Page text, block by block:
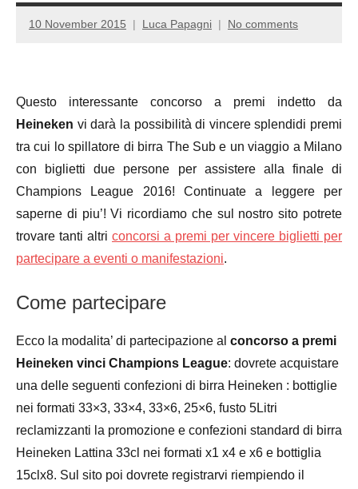
10 November 2015 Luca Papagni No comments
Questo interessante concorso a premi indetto da
Heineken vi darà la possibilità di vincere splendidi premi
tra cui lo spillatore di birra The Sub e un viaggio a Milano
con biglietti due persone per assistere alla finale di
Champions League 2016! Continuate a leggere per
saperne di piu’! Vi ricordiamo che sul nostro sito potrete
trovare tanti altri concorsi a premi per vincere biglietti per
partecipare a eventi o manifestazioni.
Come partecipare
Ecco la modalita’ di partecipazione al concorso a premi
Heineken vinci Champions League: dovrete acquistare
una delle seguenti confezioni di birra Heineken : bottiglie
nei formati 33×3, 33×4, 33×6, 25×6, fusto 5Litri
reclamizzanti la promozione e confezioni standard di birra
Heineken Lattina 33cl nei formati x1 x4 e x6 e bottiglia
15clx8. Sul sito poi dovrete registrarvi riempiendo il